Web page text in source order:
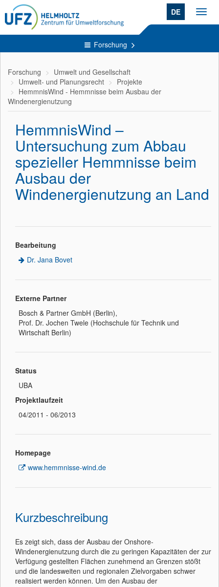
DE
Forschung
Forschung
Umwelt und Gesellschaft
Umwelt- und Planungsrecht
Projekte
HemmnisWind - Hemmnisse beim Ausbau der
Windenergienutzung
HemmnisWind –
Untersuchung zum Abbau
spezieller Hemmnisse beim
Ausbau der
Windenergienutzung an Land
Bearbeitung
Dr. Jana Bovet
Externe Partner
Bosch & Partner GmbH (Berlin),
Prof. Dr. Jochen Twele (Hochschule für Technik und
Wirtschaft Berlin)
Status
UBA
Projektlaufzeit
04/2011 - 06/2013
Homepage
www.hemmnisse-wind.de
Kurzbeschreibung
Es zeigt sich, dass der Ausbau der Onshore-
Windenergienutzung durch die zu geringen Kapazitäten der zur
Verfügung gestellten Flächen zunehmend an Grenzen stößt
und die landesweiten und regionalen Zielvorgaben schwer
realisiert werden können. Um den Ausbau der